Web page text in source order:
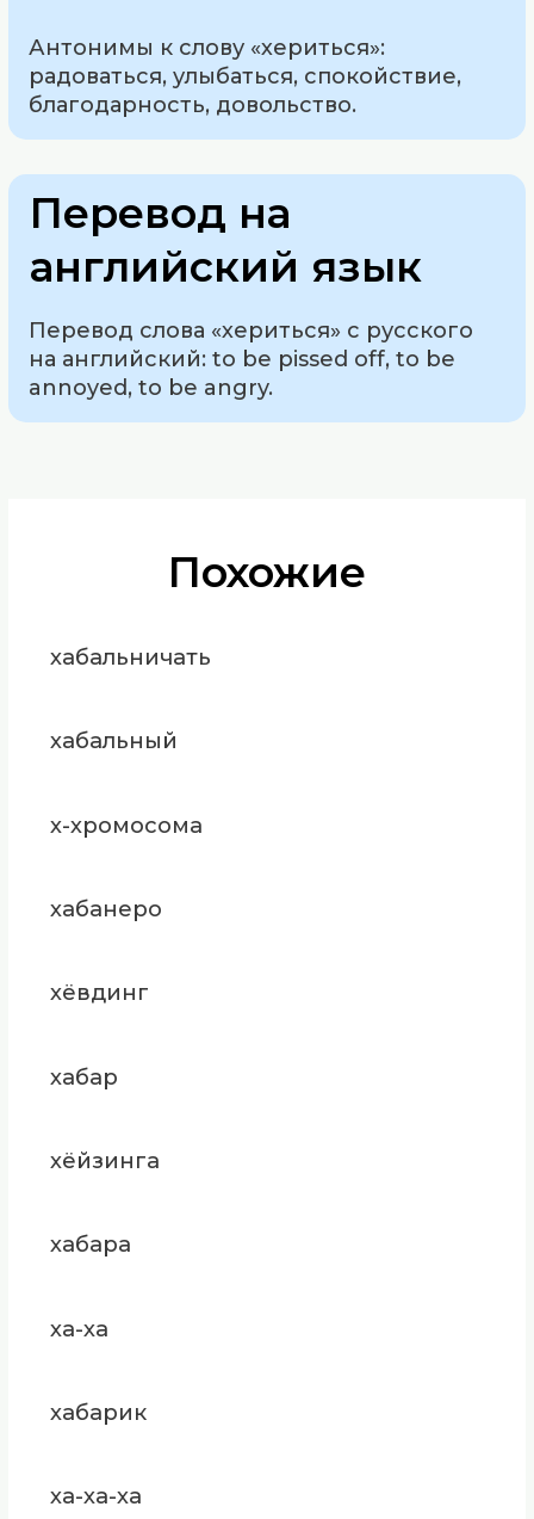
Антонимы к слову «хериться»:
радоваться, улыбаться, спокойствие,
благодарность, довольство.
Перевод на
английский язык
Перевод слова «хериться» с русского
на английский: to be pissed off, to be
annoyed, to be angry.
Похожие
хабальничать
хабальный
х-хромосома
хабанеро
хёвдинг
хабар
хёйзинга
хабара
ха-ха
хабарик
ха-ха-ха